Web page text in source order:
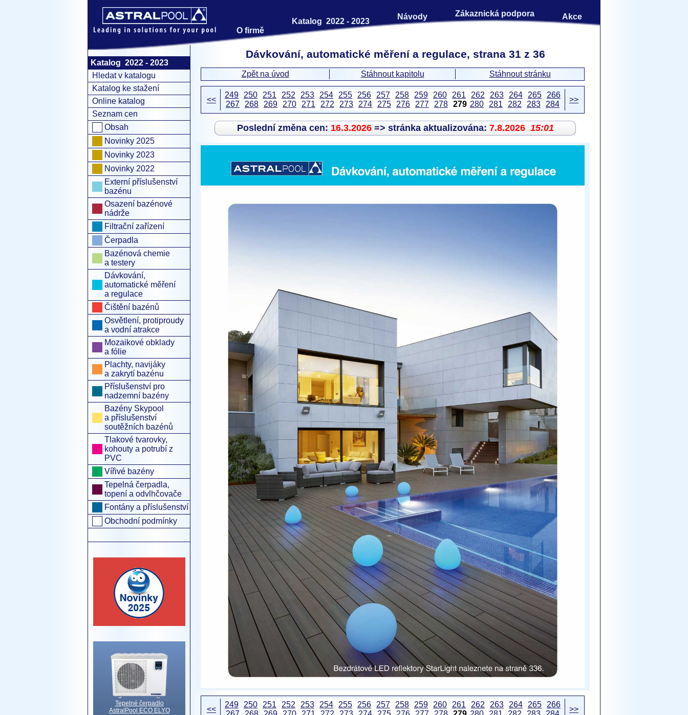
O firmě
Katalog 2022 - 2023
Návody Zákaznická podpora Akce
Katalog 2022 - 2023
Hledat v katalogu
Katalog ke stažení
Online katalog
Seznam cen
Obsah
Novinky 2025
Novinky 2023
Novinky 2022
Externí příslušenství
bazénu
Osazení bazénové
nádrže
Filtrační zařízení
Čerpadla
Bazénová chemie
a testery
Dávkování,
automatické měření
a regulace
Čištění bazénů
Osvětlení, protiproudy
a vodní atrakce
Mozaikové obklady
a fólie
Plachty, navijáky
a zakrytí bazénu
Příslušenství pro
nadzemní bazény
Bazény Skypool
a příslušenství
soutěžních bazénů
Tlakové tvarovky,
kohouty a potrubí z
PVC
Vířivé bazény
Tepelná čerpadla,
topení a odvlhčovače
Fontány a příslušenství
Obchodní podmínky
Tepelné čerpadlo
AstralPool ECO ELYO
Dávkování, automatické měření a regulace, strana 31 z 36
Zpět na úvod Stáhnout kapitolu Stáhnout stránku
<<
249 250 251 252 253 254 255 256 257 258 259 260 261 262 263 264 265
266
267
268 269 270 271 272 273 274 275 276 277 278 279 280 281 282 283 284
>>
Poslední změna cen: 16.3.2026=> stránka aktualizována: 7.8.2026 15:01
<<
249 250 251 252 253 254 255 256 257 258 259 260 261 262 263 264 265
266
>>